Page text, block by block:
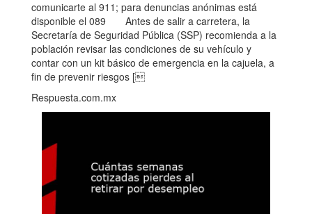
comunicarte al 911; para denuncias anónimas está
disponible el 089 Antes de salir a carretera, la
Secretaría de Seguridad Pública (SSP) recomienda a la
población revisar las condiciones de su vehículo y
contar con un kit básico de emergencia en la cajuela, a
fin de prevenir riesgos [
Respuesta.com.mx